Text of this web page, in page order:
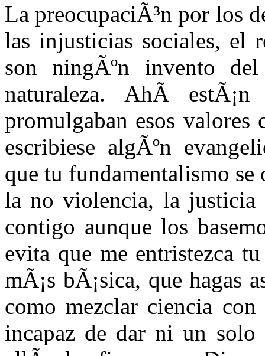
La preocupaciÃ³n por los
las injusticias sociales, el
son ningÃºn invento
naturaleza. AhÃ­
promulgaban esos valores
escribiese algÃºn
que tu fundamentalismo
la no violencia, la justicia
contigo aunque los
evita que me entristezca
mÃ¡s bÃ¡sica, que hagas
como mezclar ciencia
incapaz de dar ni un solo